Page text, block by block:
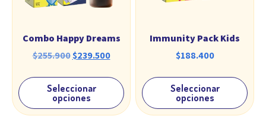
Combo Happy Dreams
$255.900$239.500
Seleccionar
opciones
Immunity Pack Kids
$188.400
Seleccionar
opciones